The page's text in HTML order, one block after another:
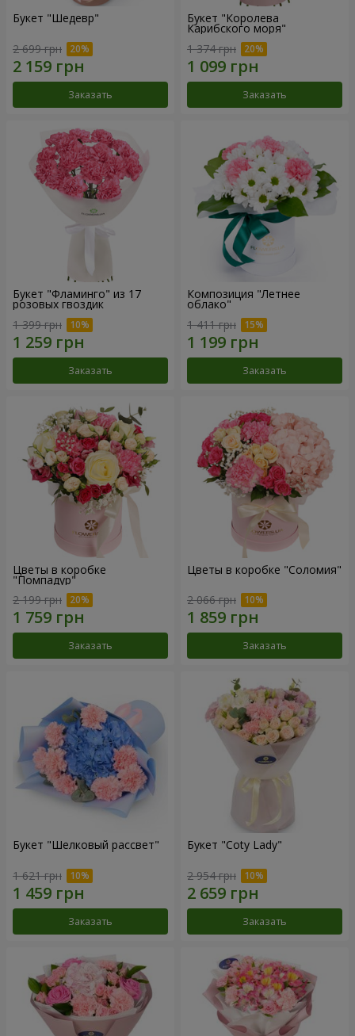
Букет "Шедевр"
2 699 грн
Заказать
Букет "Королева
Карибского моря"
1 374 грн
Заказать
Букет "Фламинго" из 17
розовых гвоздик
1 399 грн
Заказать
Композиция "Летнее
облако"
1 411 грн
Заказать
Цветы в коробке
"Помпадур"
2 199 грн
Заказать
Цветы в коробке "Соломия"
2 066 грн
Заказать
Букет "Шелковый рассвет"
1 621 грн
Заказать
Букет "Coty Lady"
2 954 грн
Заказать